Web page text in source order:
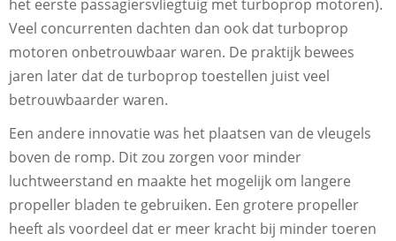
het eerste passagiersvliegtuig met turboprop motoren).
Veel concurrenten dachten dan ook dat turboprop
motoren onbetrouwbaar waren. De praktijk bewees
jaren later dat de turboprop toestellen juist veel
betrouwbaarder waren.
Een andere innovatie was het plaatsen van de vleugels
boven de romp. Dit zou zorgen voor minder
luchtweerstand en maakte het mogelijk om langere
propeller bladen te gebruiken. Een grotere propeller
heeft als voordeel dat er meer kracht bij minder toeren